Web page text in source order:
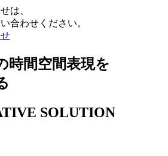
は、
合わせください。
時間空間表現を
SOLUTION